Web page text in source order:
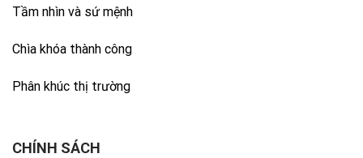
Tầm nhìn và sứ mệnh
Chìa khóa thành công
Phân khúc thị trường
CHÍNH SÁCH